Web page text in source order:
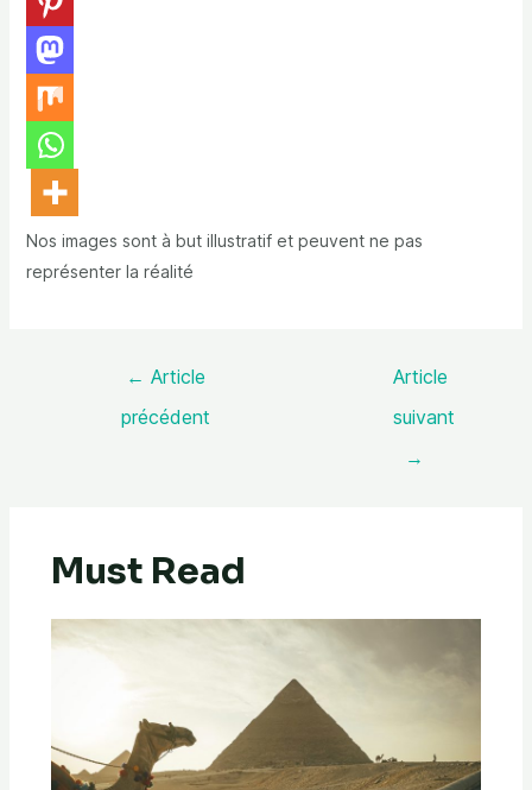
Nos images sont à but illustratif et peuvent ne pas
représenter la réalité
← Article
précédent
Article
suivant
→
Must Read